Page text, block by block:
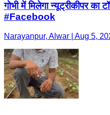
गोभी में मिलेगा न्यूट्रीकीपर
#Facebook
Narayanpur, Alwar | Aug 5,